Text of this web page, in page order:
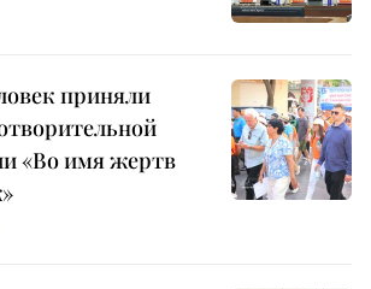
приняли
«Во имя жертв